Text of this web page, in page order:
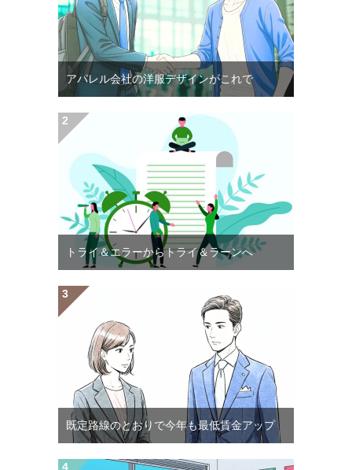
アパレル会社の洋服デザインがこれで
トライ＆エラーからトライ＆ラーンへ
既定路線のとおりで今年も最低賃金アップ